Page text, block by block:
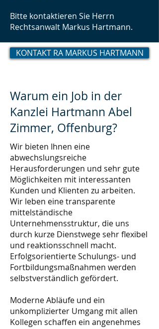
Bitte kontaktieren Sie Herrn
Rechtsanwalt Markus Hartmann.
KONTAKT RA MARKUS HARTMANN
Warum ein Job in der
Kanzlei Hartmann Abel
Zimmer, Offenburg?
Wir bieten Ihnen eine
abwechslungsreiche
Herausforderungen und sehr gute
Möglichkeiten mit interessanten
Kunden und Klienten zu arbeiten.
Wir leben eine transparente
mittelständische
Unternehmensstruktur, die uns
durch kurze Dienstwege sehr flexibel
und reaktionsschnell macht.
Erfolgsorientierte Schulungs- und
Fortbildungsmaßnahmen werden
selbstverständlich gefördert.
Moderne Abläufe und ein
unkomplizierter Umgang mit allen
Kollegen schaffen ein angenehmes